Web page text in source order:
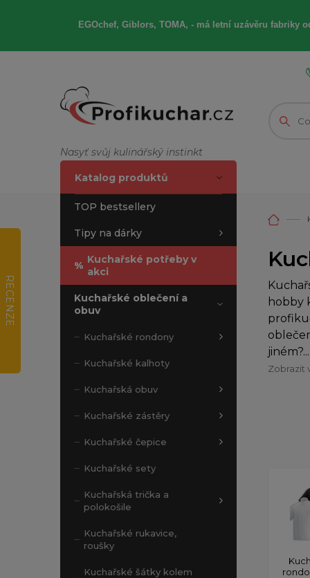
EGOchef, Giblors, TOMA, -má letní uzávěru fabriky
Nasyť svůj kulinářský instinkt
Katalog produktů
TOP bestsellery
Tipy na dárky
% Kuchařské potřeby v
akci
Kuchařské oblečení a
obuv
Kuchařské rondony
Kuchařské kalhoty
Kuchařská obuv
Kuchařské zástěry
Kuchařské čepice
Kuchařské sety
Kuchařská trička a
polokošile
Kuchařské rukavice,
roušky
Kuchařské šátky kolem
hobby
jiném?...
Zobrazit
RECENZE